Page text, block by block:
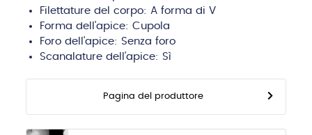
Filettature del corpo: A forma di V
Forma dell'apice: Cupola
Foro dell'apice: Senza foro
Scanalature dell'apice: Sì
Pagina del produttore